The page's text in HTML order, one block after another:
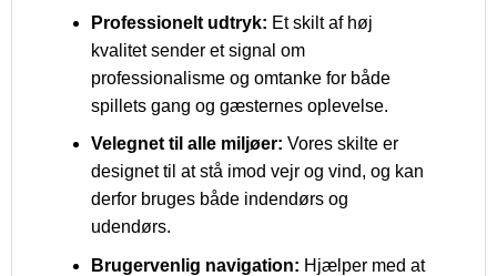
Professionelt udtryk: Et skilt af høj
kvalitet sender et signal om
professionalisme og omtanke for både
spillets gang og gæsternes oplevelse.
Velegnet til alle miljøer: Vores skilte er
designet til at stå imod vejr og vind, og kan
derfor bruges både indendørs og
udendørs.
Brugervenlig navigation: Hjælper med at